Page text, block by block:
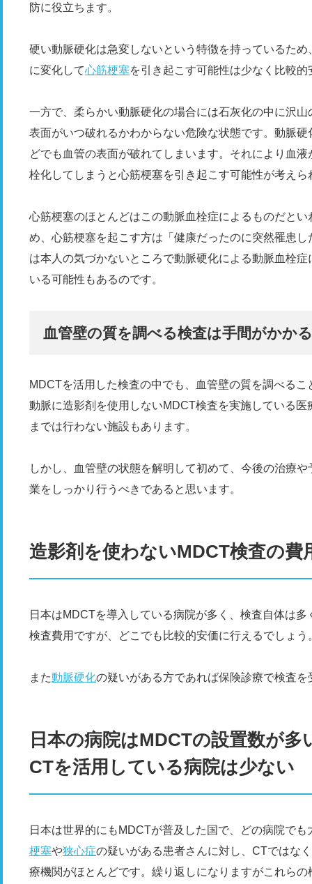
防に役立ちます。
硬い動脈硬化は急変しないという特徴を持っているた
に変化して心筋梗塞を引き起こす可能性は少なく比較
一方で、柔らかい動脈硬化の場合には石灰化の中に沢
表面がいつ破れるかわからない危険な状態です。動脈
どでも血管の表面が破れてしまいます。それにより血
栓化してしまうと心筋梗塞を引き起こす可能性が考え
心筋梗塞のほとんどはこの動脈血栓症によるものだと
め、心筋梗塞を起こす方は「健康だったのに突然罹患
は本人の気づかないところで動脈硬化による動脈血栓
いる可能性もあるのです。
血管壁の質を調べる検査は手間がかかる
MDCTを活用した検査の中でも、血管壁の質を調べる
動脈に造影剤を使用しないMDCT検査を実施している
までは行わない施設もあります。
しかし、血管壁の状態を解明して初めて、今後の治療
業をしっかり行うべきであると思います。
造影剤を使わないMDCT検査の費
日本はMDCTを導入している病院が多く、検査自体は
検査費用ですが、どこでも比較的安価に行えるでしょう
また動脈硬化の疑いがある方であれば保険診療で検査
日本の病院はMDCTの設置数が
CTを活用している病院は少ない
日本は世界的にもMDCTが普及した国で、どの病院で
梗塞や狭心症の疑いがある患者さんに対し、CTではな
療機関がほとんどです。繰り返しになりますがこれら